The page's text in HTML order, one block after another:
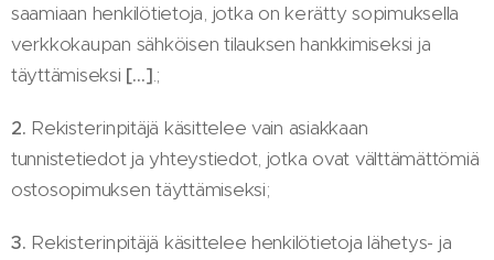
saamiaan henkilötietoja, jotka on kerätty sopimuksella
verkkokaupan sähköisen tilauksen hankkimiseksi ja
täyttämiseksi […].;
2. Rekisterinpitäjä käsittelee vain asiakkaan
tunnistetiedot ja yhteystiedot, jotka ovat välttämättömiä
ostosopimuksen täyttämiseksi;
3. Rekisterinpitäjä käsittelee henkilötietoja lähetys- ja